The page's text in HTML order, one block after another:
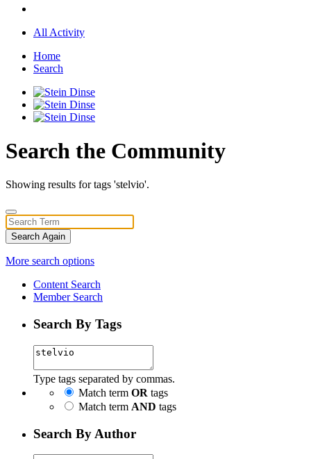
All Activity
Home
Search
Search the Community
Showing results for tags 'stelvio'.
Search Again
More search options
Content Search
Member Search
Search By Tags
Type tags separated by commas.
Match term OR tags
Match term AND tags
Search By Author